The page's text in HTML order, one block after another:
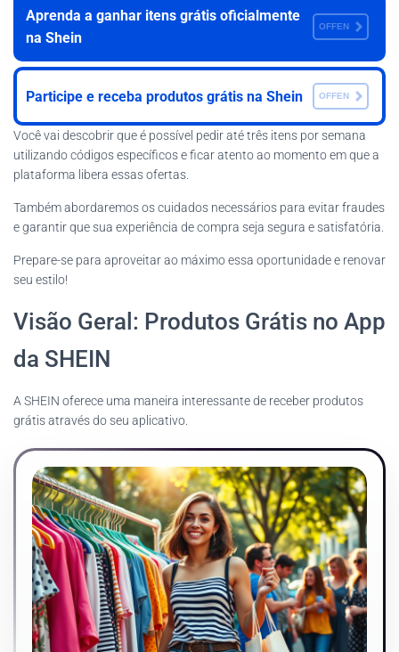
Aprenda a ganhar itens grátis oficialmente
na Shein
OFFEN
Participe e receba produtos grátis na Shein OFFEN
Você vai descobrir que é possível pedir até três itens por semana
utilizando códigos específicos e ficar atento ao momento em que a
plataforma libera essas ofertas.
Também abordaremos os cuidados necessários para evitar fraudes
e garantir que sua experiência de compra seja segura e satisfatória.
Prepare-se para aproveitar ao máximo essa oportunidade e renovar
seu estilo!
Visão Geral: Produtos Grátis no App
da SHEIN
A SHEIN oferece uma maneira interessante de receber produtos
grátis através do seu aplicativo.